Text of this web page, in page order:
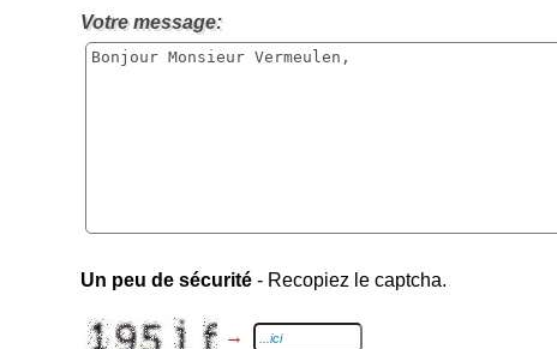
Votre message:
Un peu de sécurité - Recopiez le captcha.
→